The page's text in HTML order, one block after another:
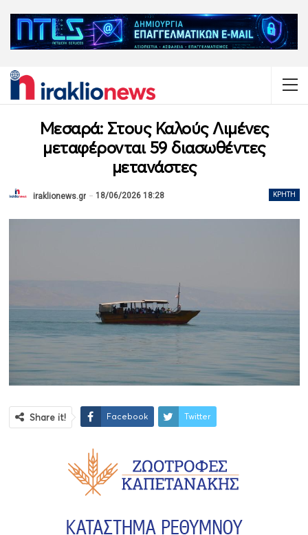
Μεσαρά: Στους Καλούς Λιμένες
μεταφέρονται 59 διασωθέντες
μετανάστες
ΚΡΉΤΗ
iraklionews.gr 18/06/2026 18:28
Share it! Facebook Twitter